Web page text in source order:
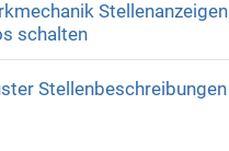
Stellenanzeigen
schalten
Stellenbeschreibungen